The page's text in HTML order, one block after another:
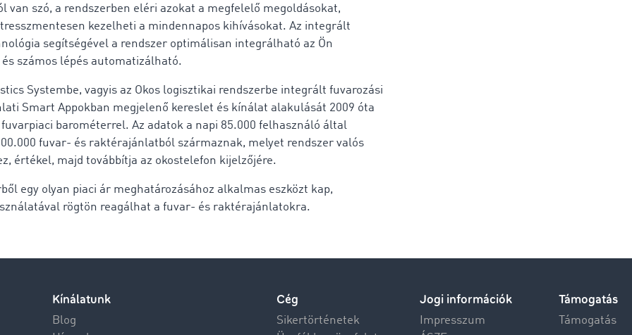
van szó, a rendszerben eléri azokat a megfelelő megoldásokat,
kezelheti a mindennapos kihívásokat. Az integrált
segítségével a rendszer optimálisan integrálható az Ön
számos lépés automatizálható.
Systembe, vagyis az Okos logisztikai rendszerbe integrált fuvarozási
Smart Appokban megjelenő kereslet és kínálat alakulását 2009 óta
barométerrel. Az adatok a napi 85.000 felhasználó által
fuvar- és raktérajánlatból származnak, melyet rendszer valós
értékel, majd továbbítja az okostelefon kijelzőjére.
egy olyan piaci ár meghatározásához alkalmas eszközt kap,
rögtön reagálhat a fuvar- és raktérajánlatokra.
Kínálatunk
Blog
Cég
Sikertörténetek
Jogi információk
Impresszum
Támogatás
Támogatás